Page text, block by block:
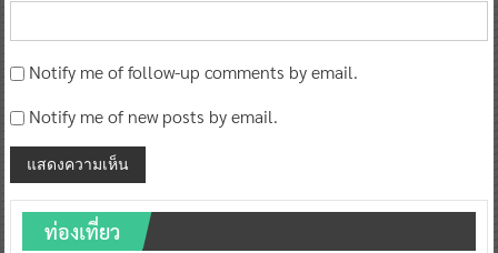
Notify me of follow-up comments by email.
Notify me of new posts by email.
ท่องเที่ยว